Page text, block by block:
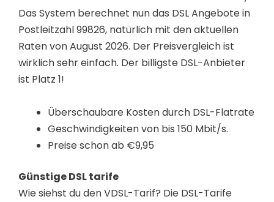
Das System berechnet nun das DSL Angebote in
Postleitzahl 99826, natürlich mit den aktuellen
Raten von August 2026. Der Preisvergleich ist
wirklich sehr einfach. Der billigste DSL-Anbieter
ist Platz 1!
Überschaubare Kosten durch DSL-Flatrate
Geschwindigkeiten von bis 150 Mbit/s.
Preise schon ab €9,95
Günstige DSL tarife
Wie siehst du den VDSL-Tarif? Die DSL-Tarife